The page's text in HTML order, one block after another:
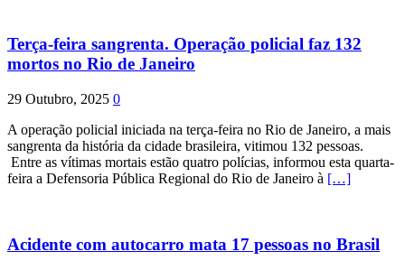
Terça-feira sangrenta. Operação policial faz 132
mortos no Rio de Janeiro
29 Outubro, 2025 0
A operação policial iniciada na terça-feira no Rio de Janeiro, a mais
sangrenta da história da cidade brasileira, vitimou 132 pessoas.
Entre as vítimas mortais estão quatro polícias, informou esta quarta-
feira a Defensoria Pública Regional do Rio de Janeiro à […]
Acidente com autocarro mata 17 pessoas no Brasil